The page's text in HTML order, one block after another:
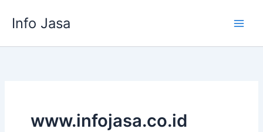
Info Jasa
www.infojasa.co.id